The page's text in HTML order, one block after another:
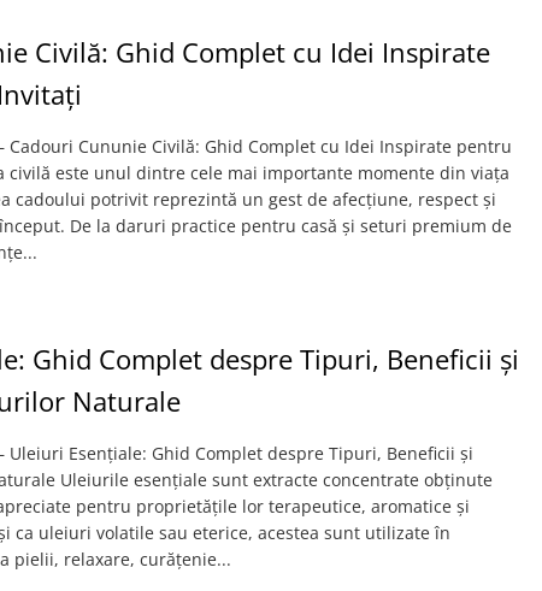
Civilă: Ghid Complet cu Idei Inspirate
Cadouri Cununie Civilă: Ghid Complet cu Idei Inspirate pentru
civilă este unul dintre cele mai importante momente din viața
cadoului potrivit reprezintă un gest de afecțiune, respect și
De la daruri practice pentru casă și seturi premium de
Ghid Complet despre Tipuri, Beneficii și
Naturale
Uleiuri Esențiale: Ghid Complet despre Tipuri, Beneficii și
Uleiurile esențiale sunt extracte concentrate obținute
pentru proprietățile lor terapeutice, aromatice și
ca uleiuri volatile sau eterice, acestea sunt utilizate în
pielii, relaxare, curățenie...